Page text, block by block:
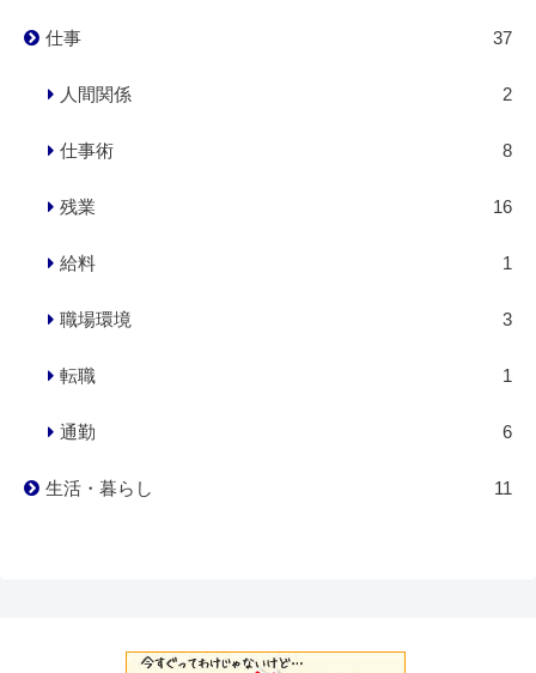
仕事 37
人間関係 2
仕事術 8
残業 16
給料 1
職場環境 3
転職 1
通勤 6
生活・暮らし 11